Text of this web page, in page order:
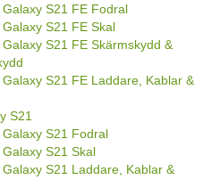
S21 FE Fodral
S21 FE Skal
S21 FE Skärmskydd &
S21 FE Laddare, Kablar &
S21
S21 Fodral
S21 Skal
S21 Laddare, Kablar &